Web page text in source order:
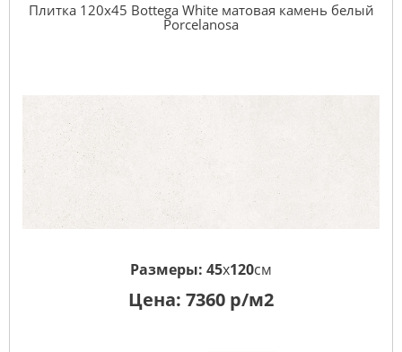
Плитка 120x45 Bottega White матовая камень белый
Porcelanosa
Размеры: 45x120см
Цена: 7360 р/м2